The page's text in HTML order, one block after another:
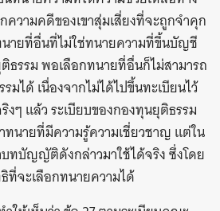
วามคดีของเขาสุ่มเสี่ยงที่จะถูกจำคุก
นายที่อื่นที่ไม่ใช่ทนายความที่ขึ้นบัญชี
ธรรม พอเลือกทนายที่อื่นก็ไม่สามารถ
มได้ เนื่องจากไม่ได้ไปขึ้นทะเบียนไว้
ๆ แล้ว ระเบียบของกองทุนยุติธรรม
ทนายที่มีความรู้ความเชี่ยวชาญ แต่ใน
ทบัญญัติดังกล่าวมาใช้ได้จริง ซึ่งโดย
ที่จะเลือกทนายความได้